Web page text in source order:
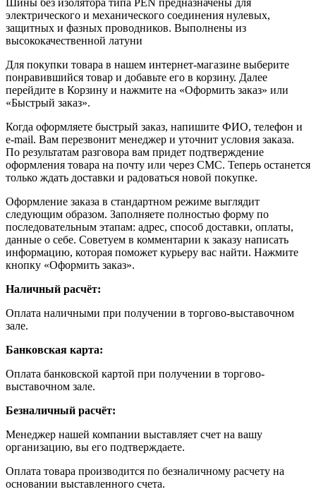
электрического и механического соединения нулевых,
защитных и фазных проводников. Выполнены из
высококачественной латуни
Для покупки товара в нашем интернет-магазине выберите
понравившийся товар и добавьте его в корзину. Далее
перейдите в Корзину и нажмите на «Оформить заказ» или
«Быстрый заказ».
Когда оформляете быстрый заказ, напишите ФИО, телефон и
e-mail. Вам перезвонит менеджер и уточнит условия заказа.
По результатам разговора вам придет подтверждение
оформления товара на почту или через СМС. Теперь останется
только ждать доставки и радоваться новой покупке.
Оформление заказа в стандартном режиме выглядит
следующим образом. Заполняете полностью форму по
последовательным этапам: адрес, способ доставки, оплаты,
данные о себе. Советуем в комментарии к заказу написать
информацию, которая поможет курьеру вас найти. Нажмите
кнопку «Оформить заказ».
Наличный расчёт:
Оплата наличными при получении в торгово-выставочном
зале.
Банковская карта:
Оплата банковской картой при получении в торгово-
выставочном зале.
Безналичный расчёт:
Менеджер нашей компании выставляет счет на вашу
организацию, вы его подтверждаете.
Оплата товара производится по безналичному расчету на
основании выставленного счета.